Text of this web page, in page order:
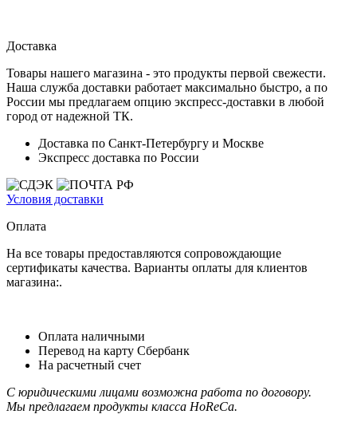
Доставка
Товары нашего магазина - это продукты первой свежести.
Наша служба доставки работает максимально быстро, а по
России мы предлагаем опцию экспресс-доставки в любой
город от надежной ТК.
Доставка по Санкт-Петербургу и Москве
Экспресс доставка по России
Условия доставки
Оплата
На все товары предоставляются сопровождающие
сертификаты качества. Варианты оплаты для клиентов
магазина:.
Оплата наличными
Перевод на карту Сбербанк
На расчетный счет
С юридическими лицами возможна работа по договору.
Мы предлагаем продукты класса HoReCa.